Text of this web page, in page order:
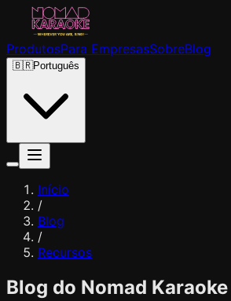
ProdutosPara EmpresasSobreBlog
🇧🇷Português
Início
/
Blog
/
Recursos
Blog do Nomad Karaoke